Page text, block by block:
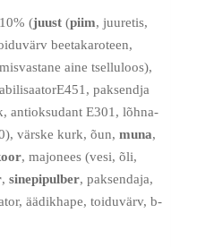
10% (juust (piim, juuretis,
beetakaroteen,
aine tselluloos),
paksendja
antioksudant E301, lõhna-
värske kurk, õun, muna,
, majonees (vesi, õli,
, sinepipulber, paksendaja,
äädikhape, toiduvärv, b-